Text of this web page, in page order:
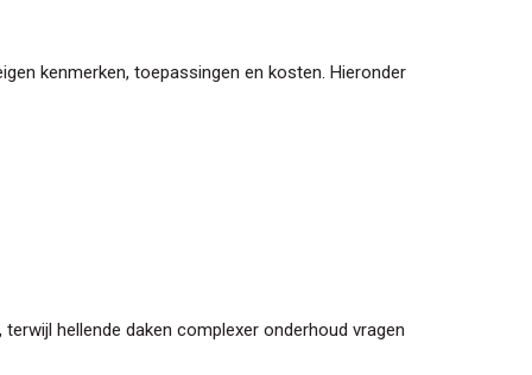
kenmerken, toepassingen en kosten. Hieronder
hellende daken complexer onderhoud vragen